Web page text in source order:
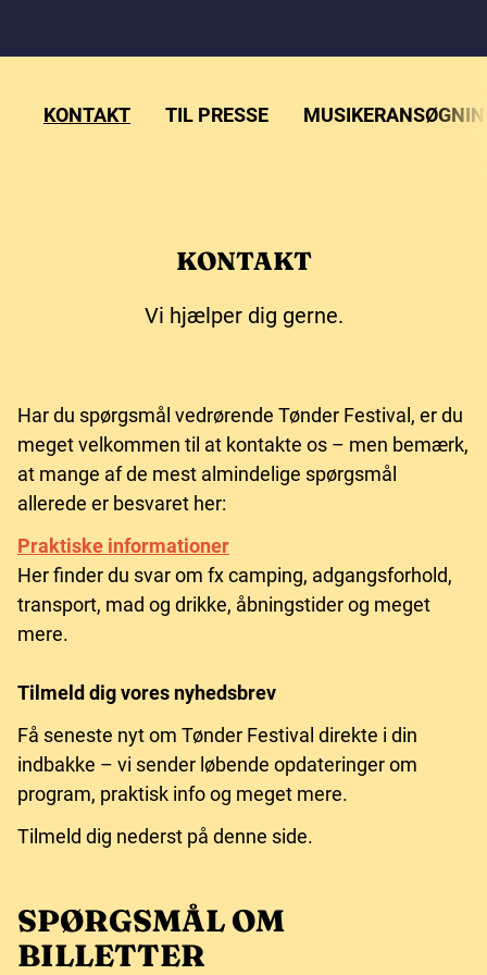
KONTAKT TIL PRESSE
KONTAKT
Vi hjælper dig gerne.
Har du spørgsmål vedrørende Tønder Festival, er du
meget velkommen til at kontakte os – men bemærk,
at mange af de mest almindelige spørgsmål
allerede er besvaret her:
Praktiske informationer
Her finder du svar om fx camping, adgangsforhold,
transport, mad og drikke, åbningstider og meget
mere.
Tilmeld dig vores nyhedsbrev
Få seneste nyt om Tønder Festival direkte i din
indbakke – vi sender løbende opdateringer om
program, praktisk info og meget mere.
Tilmeld dig nederst på denne side.
SPØRGSMÅL OM
BILLETTER